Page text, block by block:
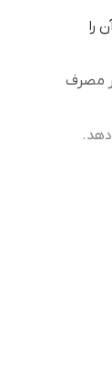
را
مصرف